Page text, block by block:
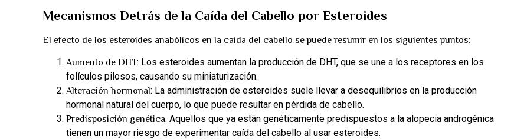
Mecanismos Detrás de la Caída del Cabello por Esteroides
El efecto de los esteroides anabólicos en la caída del cabello se puede resumir en los siguientes puntos:
Aumento de DHT: Los esteroides aumentan la producción de DHT, que se une a los receptores en los
folículos pilosos, causando su miniaturización.
Alteración hormonal: La administración de esteroides suele llevar a desequilibrios en la producción
hormonal natural del cuerpo, lo que puede resultar en pérdida de cabello.
Predisposición genética: Aquellos que ya están genéticamente predispuestos a la alopecia androgénica
tienen un mayor riesgo de experimentar caída del cabello al usar esteroides.